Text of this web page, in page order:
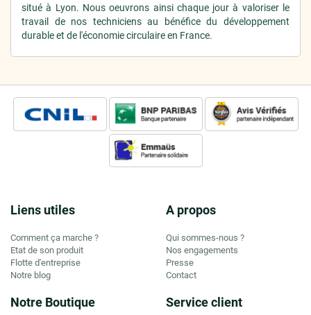
situé à Lyon. Nous oeuvrons ainsi chaque jour à valoriser le
travail de nos techniciens au bénéfice du développement
durable et de l'économie circulaire en France.
Liens utiles
Comment ça marche ?
Etat de son produit
Flotte d'entreprise
Notre blog
A propos
Qui sommes-nous ?
Nos engagements
Presse
Contact
Notre Boutique Service client